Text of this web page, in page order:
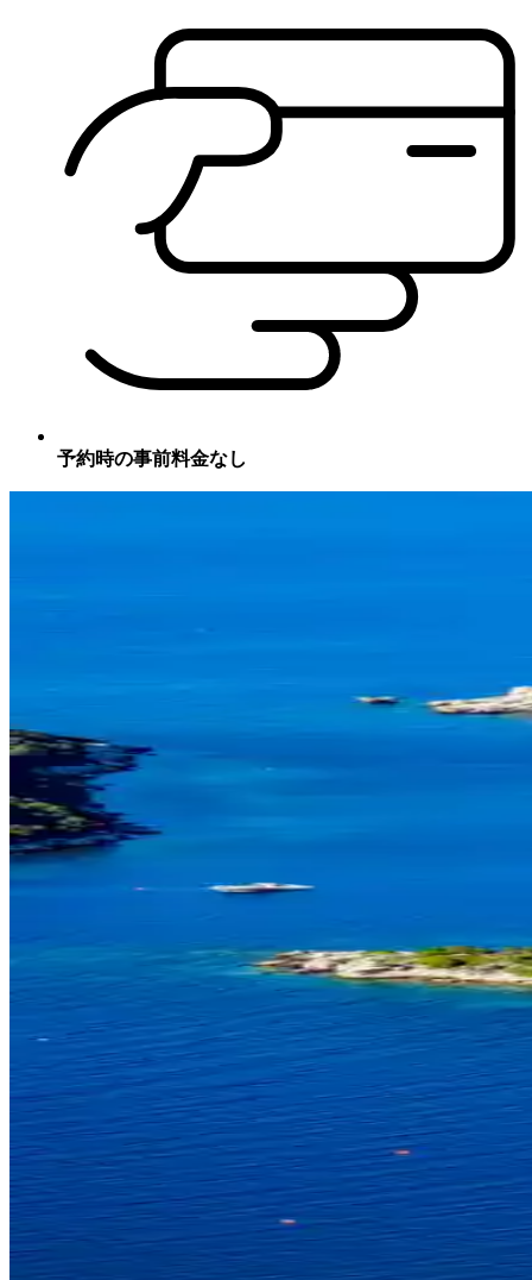
予約時の事前料金なし